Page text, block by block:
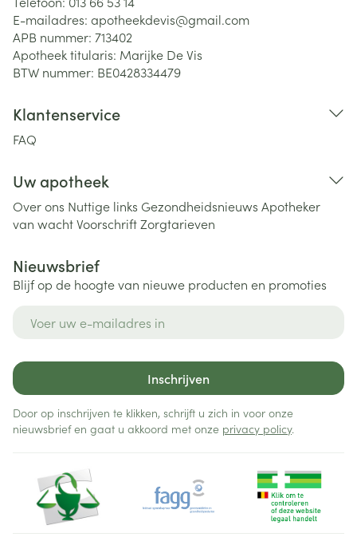
E-mailadres: apotheekdevis@gmail.com
APB nummer: 713402
Apotheek titularis: Marijke De Vis
BTW nummer: BE0428334479
Klantenservice
FAQ
Uw apotheek
Over ons Nuttige links Gezondheidsnieuws Apotheker
van wachtVoorschriftZorgtarieven
Nieuwsbrief
Blijf op de hoogte van nieuwe producten en promoties
Inschrijven
Door op inschrijven te klikken, schrijft u zich in voor onze
nieuwsbrief en gaat u akkoord met onze privacy policy.